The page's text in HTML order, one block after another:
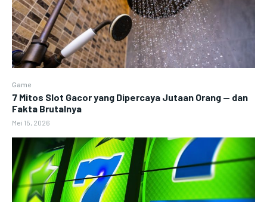
Game
7 Mitos Slot Gacor yang Dipercaya Jutaan Orang — dan
Fakta Brutalnya
Mei 15, 2026